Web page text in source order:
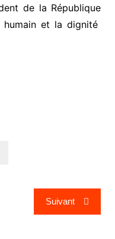
de la République
et la dignité
Suivant